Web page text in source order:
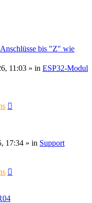
bis "Z" wie
11:03 » in ESP32-Modul
17:34 » in Support